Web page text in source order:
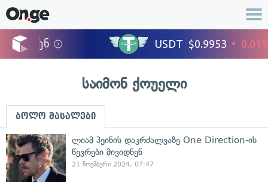
საიმონ ქოუელი
ბოლო მასალები
ლიამ პეინის დაკრძალვაზე One Direction-ის
წევრები მივიდნენ
21 ნოემბერი 2024, 07:47